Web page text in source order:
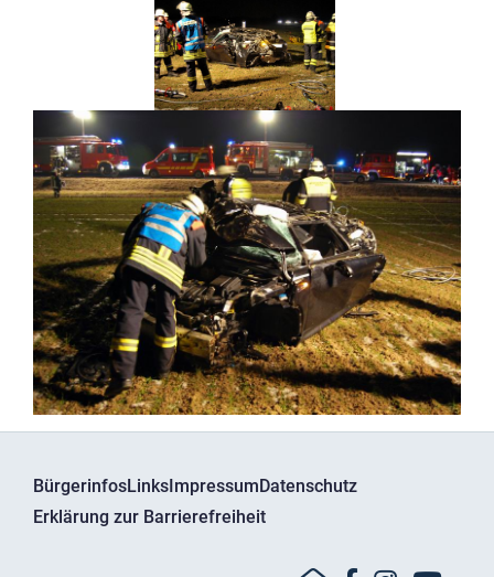
BürgerinfosLinks Impressum Datenschutz
Erklärung zur Barrierefreiheit